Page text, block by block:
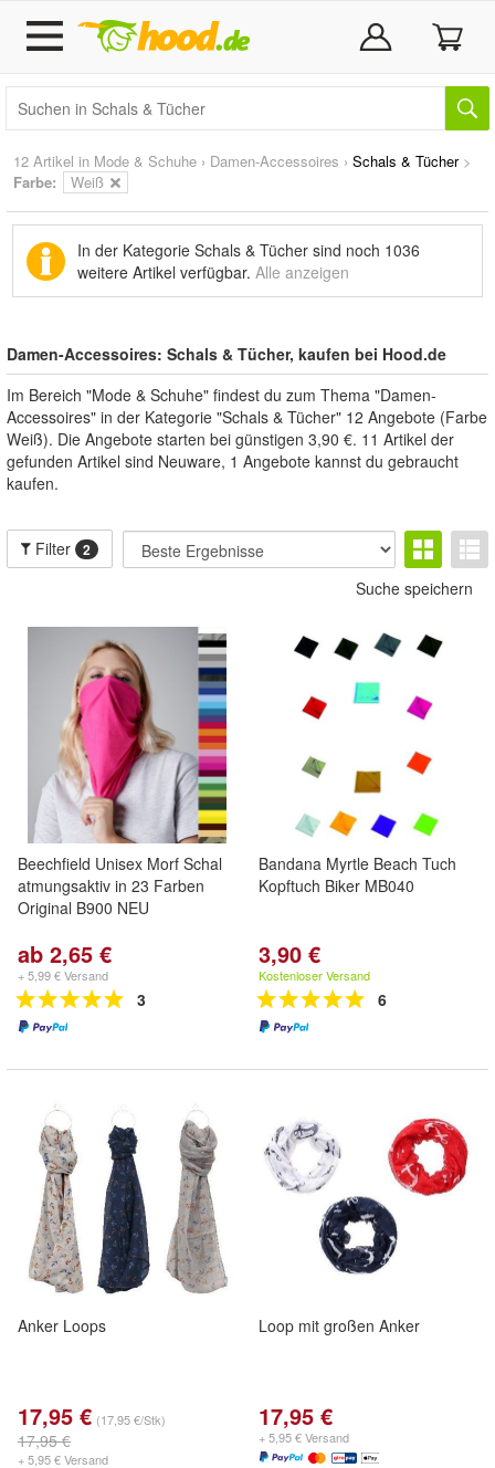
12 Artikel in Mode & Schuhe › Damen-Accessoires › Schals & Tücher>
Farbe:
Weiß
In der Kategorie Schals & Tücher sind noch 1036
weitere Artikel verfügbar. Alle anzeigen
Damen-Accessoires: Schals & Tücher, kaufen bei Hood.de
Im Bereich "Mode & Schuhe" findest du zum Thema "Damen-
Accessoires" in der Kategorie "Schals & Tücher" 12 Angebote (Farbe
Weiß). Die Angebote starten bei günstigen 3,90 €. 11 Artikel der
gefunden Artikel sind Neuware, 1 Angebote kannst du gebraucht
kaufen.
Filter 2
Suche speichern
Beechfield Unisex Morf Schal
atmungsaktiv in 23 Farben
Original B900 NEU
ab 2,65 €
+ 5,99 € Versand
3
Bandana Myrtle Beach Tuch
Kopftuch Biker MB040
3,90 €
Kostenloser Versand
6
Anker Loops
17,95 € (17,95 €/Stk)
17,95 €
+ 5,95 € Versand
Loop mit großen Anker
17,95 €
+ 5,95 € Versand